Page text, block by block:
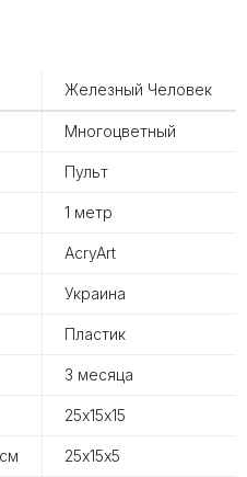
Железный Человек
Многоцветный
Пульт
1 метр
AcryArt
Украина
Пластик
3 месяца
25х15х15
25х15х5